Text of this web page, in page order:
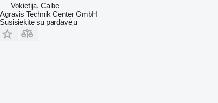
Vokietija, Calbe
Agravis Technik Center GmbH
Susisiekite su pardavėju